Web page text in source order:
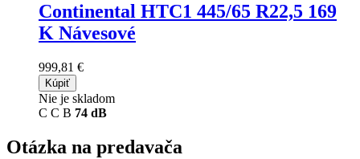
Continental HTC1 445/65 R22,5 169
K Návesové
999,81 €
Kúpiť
Nie je skladom
C C B 74 dB
Otázka na predavača